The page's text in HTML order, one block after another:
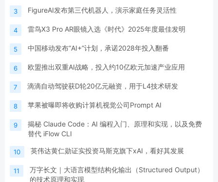
3 FigureAI发布第三代机器人，演示家庭任务灵活性
4 雷鸟X3 Pro AR眼镜入选《时代》2025年度最佳发明
5 中国移动发布“AI+”计划，承诺2028年投入翻番
6 欧盟推出双重AI战略，投入约10亿欧元加速产业应用
7 滴滴自动驾驶获D轮20亿元融资，用于L4技术研发
8 苹果被曝即将收购计算机视觉公司Prompt AI
9
揭秘 Claude Code：AI 编程入门、原理和实现，以及免费
替代 iFlow CLI
10 英伟达黄仁勋证实投资马斯克旗下xAI，看好其发展
11
万字长文｜大语言模型结构化输出（Structured Output）
的技术原理和实现